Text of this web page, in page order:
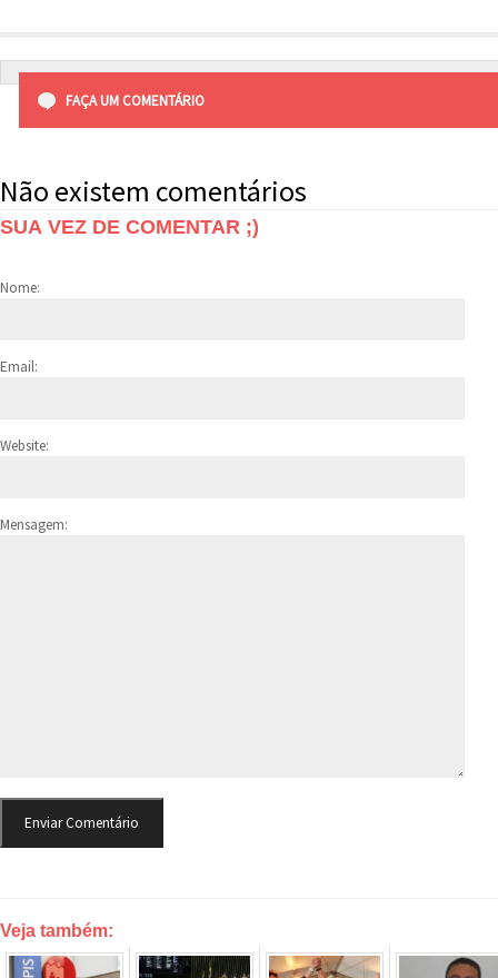
FAÇA UM COMENTÁRIO
Não existem comentários
SUA VEZ DE COMENTAR ;)
Nome:
Email:
Website:
Mensagem:
Veja também: